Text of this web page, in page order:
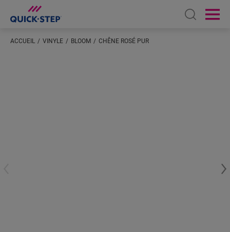
Open
ACCUEIL VINYLE BLOOM CHÊNE ROSÉ PUR